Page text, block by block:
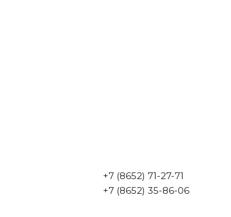
+7 (8652) 71-27-71
+7 (8652) 35-86-06